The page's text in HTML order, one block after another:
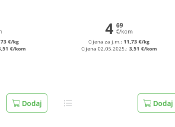
€/kg
€/kom
Dodaj
4 69
€/kom
Cijena za j.m.:11,73 €/kg
Cijena 02.05.2025.: 3,51 €/kom
Dodaj